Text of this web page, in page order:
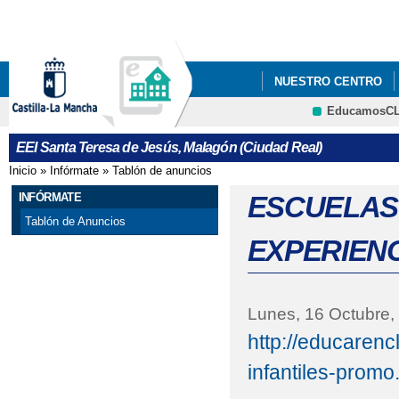
NUESTRO CENTRO
EDUCAR EN CLM
EEI Santa Teresa de Jesús, Malagón (Ciudad Real)
Se encuentra usted aquí
Inicio » Infórmate » Tablón de anuncios
INFÓRMATE
Tablón de Anuncios
Lunes, 16 Octubre,
http://
infantiles-